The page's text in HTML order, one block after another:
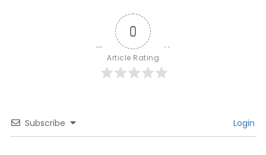
0
Article Rating
Subscribe Login